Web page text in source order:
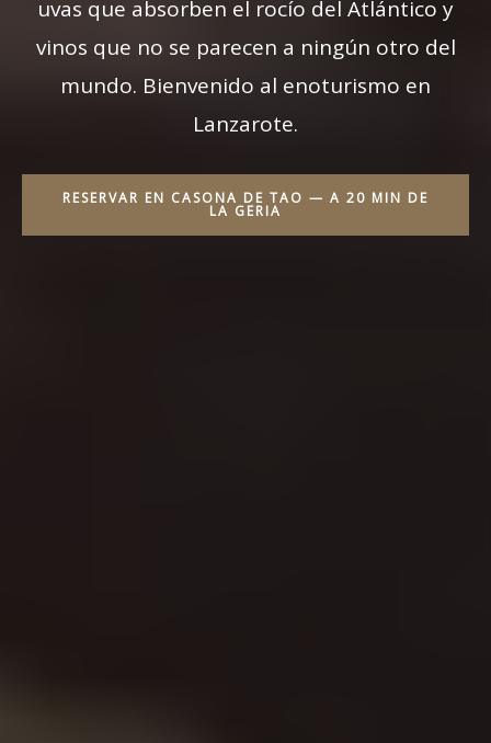
uvas que absorben el rocío del Atlántico y
vinos que no se parecen a ningún otro del
mundo. Bienvenido al enoturismo en
Lanzarote.
RESERVAR EN CASONA DE TAO — A 20 MIN DE
LA GERIA